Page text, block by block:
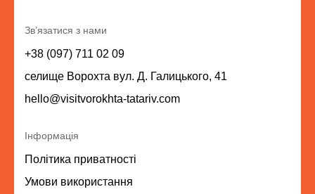
Зв’язатися з нами
+38 (097) 711 02 09
селище Ворохта вул. Д. Галицького, 41
hello@visitvorokhta-tatariv.com
Інформація
Політика приватності
Умови використання